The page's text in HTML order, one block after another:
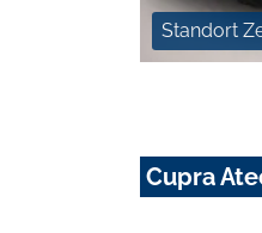
Standort
Cupra